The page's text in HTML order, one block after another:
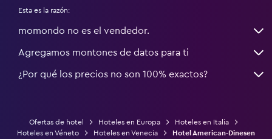
Esta es la razón:
momondo no es el vendedor.
Agregamos montones de datos para ti
¿Por qué los precios no son 100% exactos?
Ofertas de hotel Hoteles en Europa
Hoteles en Italia
Hoteles en Véneto
Hoteles en Venecia Hotel American-Dinesen